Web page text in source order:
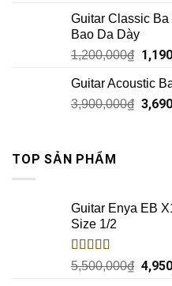
Guitar Classic
Bao Da Dày
1,200,000₫
Guitar Acoustic
3,900,000₫
TOP SẢN PHẨM
Guitar Enya EB
Size 1/2
Rated5.00
out of 5
5,500,000₫